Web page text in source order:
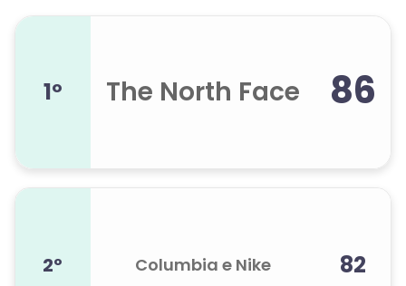
1º The North Face 86
2º Columbia e Nike 82